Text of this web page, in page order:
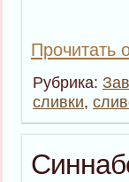
Прочитать
Рубрика:
сливки,